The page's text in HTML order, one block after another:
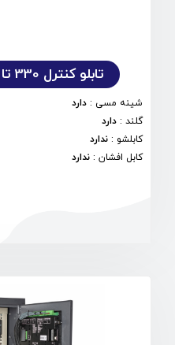
تابلو کنترل 330 تا 350 کاوا با لوازم هیوندا
شینه مسی : دارد
گلند : دارد
کابلشو : ندارد
کابل افشان : ندارد